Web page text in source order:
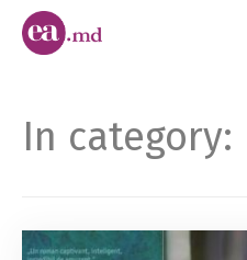
In category: